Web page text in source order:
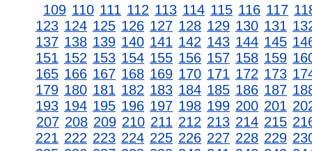
109 110 111 112 113 114 115 116 117
123 124 125 126 127 128 129 130 131
137 138 139 140 141 142 143 144 145
151 152 153 154 155 156 157 158 159
165 166 167 168 169 170 171 172 173
179 180 181 182 183 184 185 186 187
193 194 195 196 197 198 199 200 201
207 208 209 210 211 212 213 214 215
221 222 223 224 225 226 227 228 229